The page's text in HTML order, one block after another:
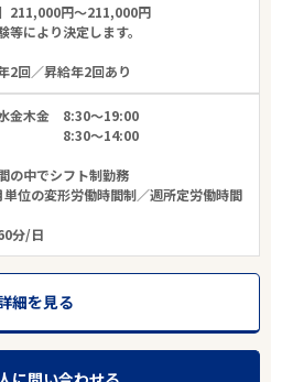
】211,000円～211,000円
等により決定します。
2回／昇給年2回あり
金木金 8:30～19:00
～14:00
の中でシフト制勤務
位の変形労働時間制／週所定労働時間
分/日
細を見る